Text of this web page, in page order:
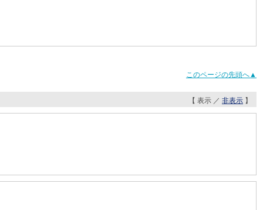
このページの先頭へ▲
【 表示 ／ 非表示 】